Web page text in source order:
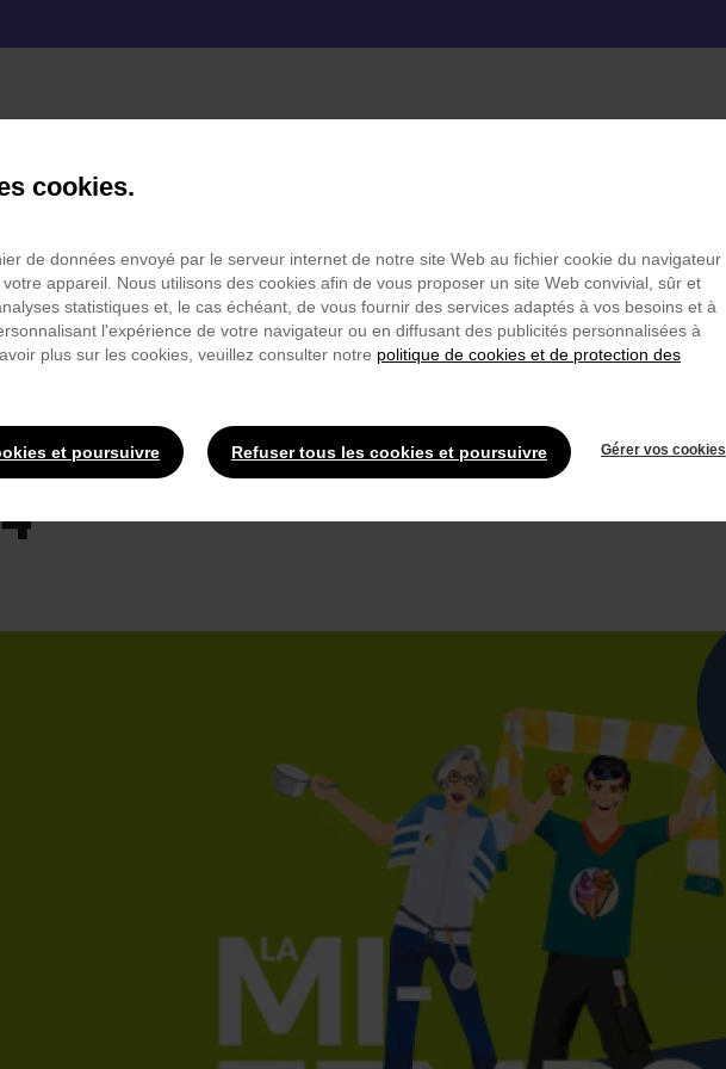
Bon & bien
LA RÉCRÉ DES GOURMANDS
temps des gourmands
cookies.
de données envoyé par le serveur internet de notre site Web au fichier cookie du navigateur
appareil. Nous utilisons des cookies afin de vous proposer un site Web convivial, sûr et
statistiques et, le cas échéant, de vous fournir des services adaptés à vos besoins et à
l'expérience de votre navigateur ou en diffusant des publicités personnalisées à
plus sur les cookies, veuillez consulter notre politique de cookies et de protection des
et poursuivre Refuser tous les cookies et poursuivre Gérer vos cookies